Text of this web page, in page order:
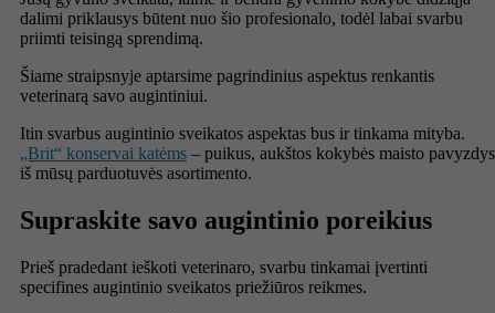
dalimi priklausys būtent nuo šio profesionalo, todėl labai svarbu
priimti teisingą sprendimą.
Šiame straipsnyje aptarsime pagrindinius aspektus renkantis
veterinarą savo augintiniui.
Itin svarbus augintinio sveikatos aspektas bus ir tinkama mityba.
„Brit“ konservai katėms – puikus, aukštos kokybės maisto pavyzdys
iš mūsų parduotuvės asortimento.
Supraskite savo augintinio poreikius
Prieš pradedant ieškoti veterinaro, svarbu tinkamai įvertinti
specifines augintinio sveikatos priežiūros reikmes.